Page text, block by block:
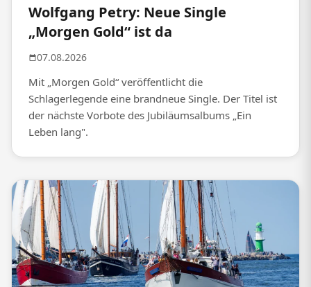
Wolfgang Petry: Neue Single
„Morgen Gold“ ist da
07.08.2026
Mit „Morgen Gold“ veröffentlicht die
Schlagerlegende eine brandneue Single. Der Titel ist
der nächste Vorbote des Jubiläumsalbums „Ein
Leben lang".